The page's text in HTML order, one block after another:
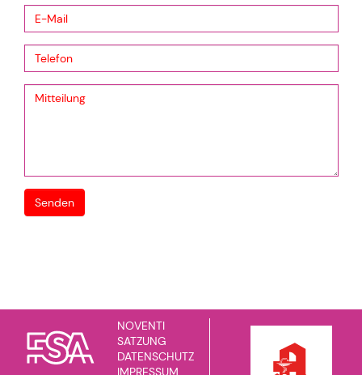
NOVENTI
SATZUNG
DATENSCHUTZ
IMPRESSUM